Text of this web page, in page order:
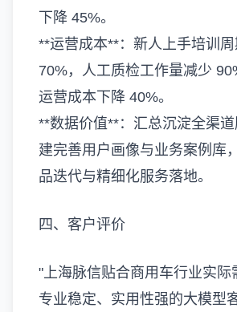
下降 45%。
**运营成本**：新人上手培训
70%，人工质检工作量减少
运营成本下降 40%。
**数据价值**：汇总沉淀全渠
建完善用户画像与业务案例库
品迭代与精细化服务落地。
四、客户评价
"上海脉信贴合商用车行业实际
专业稳定、实用性强的大模型